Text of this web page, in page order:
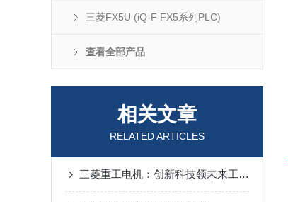
三菱FX5U (iQ-F FX5系列PLC)
查看全部产品
相关文章
RELATED ARTICLES
三菱重工电机：创新科技领未来工业与生活的智慧融合